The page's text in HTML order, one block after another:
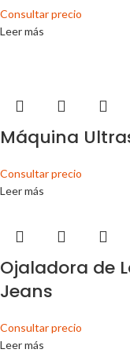
Consultar precio
Leer más
Máquina
Consultar precio
Leer más
Ojaladora de
Jeans
Consultar precio
Leer más